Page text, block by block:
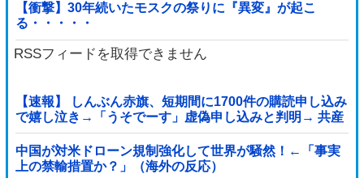
【衝撃】30年続いたモスクの祭りに『異変』が起こ
る・・・・・
RSSフィードを取得できません
【速報】 しんぶん赤旗、短期間に1700件の購読申し込み
で嬉し泣き→「うそでーす」虚偽申し込みと判明→ 共産
党が刑事告訴「厳重な処罰を求める」
中国が対米ドローン規制強化して世界が騒然！←「事実
上の禁輸措置か？」（海外の反応）